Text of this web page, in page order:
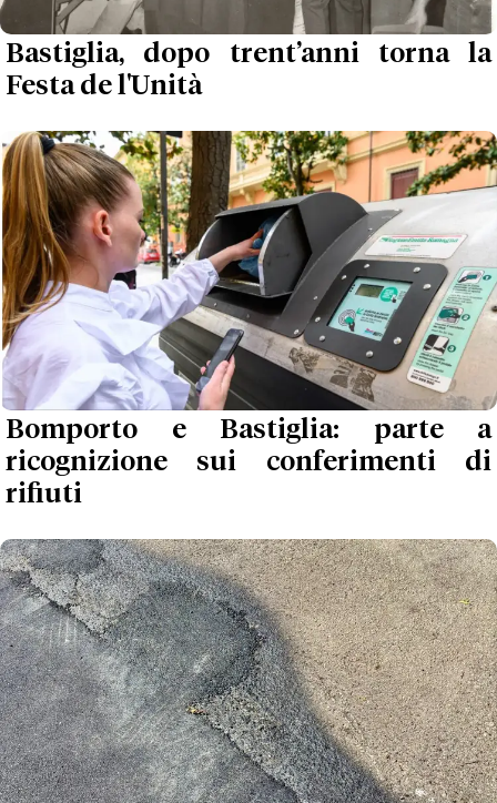
Bastiglia, dopo trent’anni torna la
Festa de l'Unità
Bomporto e Bastiglia: parte a
ricognizione sui conferimenti di
rifiuti